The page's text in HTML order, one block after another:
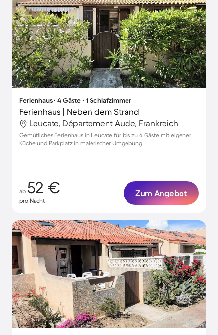
Ferienhaus ∙ 4 Gäste ∙ 1 Schlafzimmer
Ferienhaus | Neben dem Strand
Leucate, Département Aude, Frankreich
Gemütliches Ferienhaus in Leucate für bis zu 4 Gäste mit eigener
Küche und Parkplatz in malerischer Umgebung
ab 52 €
pro Nacht
Zum Angebot